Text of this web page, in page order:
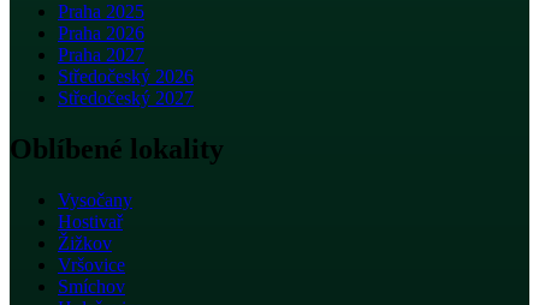
Praha 2025
Praha 2026
Praha 2027
Středočeský 2026
Středočeský 2027
Oblíbené lokality
Vysočany
Hostivař
Žižkov
Vršovice
Smíchov